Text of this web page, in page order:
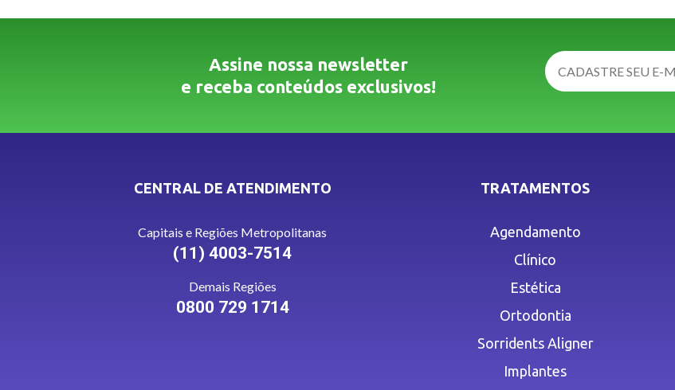
Assine nossa newsletter
e receba conteúdos exclusivos!
CENTRAL DE ATENDIMENTO
Capitais e Regiões Metropolitanas
(11) 4003-7514
Demais Regiões
0800 729 1714
TRATAMENTOS
Agendamento
Clínico
Estética
Ortodontia
Sorridents Aligner
Implantes